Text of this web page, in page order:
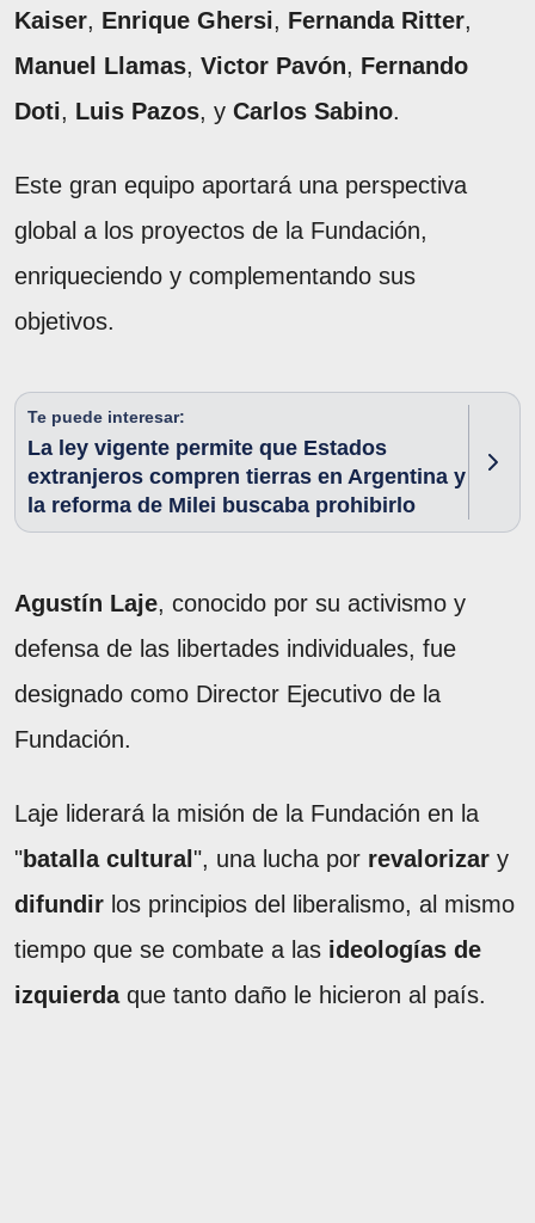
Kaiser, Enrique Ghersi, Fernanda Ritter,
Manuel Llamas, Victor Pavón, Fernando
Doti, Luis Pazos, y Carlos Sabino.
Este gran equipo aportará una perspectiva
global a los proyectos de la Fundación,
enriqueciendo y complementando sus
objetivos.
Te puede interesar:
La ley vigente permite que Estados
extranjeros compren tierras en Argentina y
la reforma de Milei buscaba prohibirlo
Agustín Laje, conocido por su activismo y
defensa de las libertades individuales, fue
designado como Director Ejecutivo de la
Fundación.
Laje liderará la misión de la Fundación en la
"batalla cultural ", una lucha por revalorizar y
difundir los principios del liberalismo, al mismo
tiempo que se combate a las ideologías de
izquierdaque tanto daño le hicieron al país.